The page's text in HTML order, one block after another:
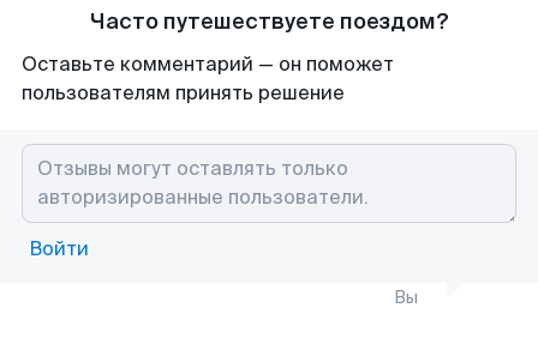
Часто путешествуете поездом?
Оставьте комментарий — он поможет
пользователям принять решение
Войти
Вы